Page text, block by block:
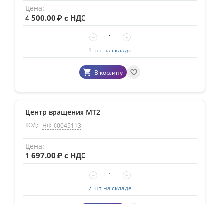
4 500.00 ₽ с НДС
+
−
1 шт на складе
В корзину
Центр вращения MT2
КОД: НФ-00045113
1 697.00 ₽ с НДС
+
−
7 шт на складе